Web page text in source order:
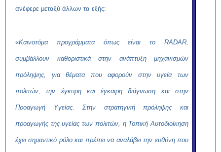
ανέφερε μεταξύ άλλων τα εξής:
«Καινοτόμα προγράμματα όπως είναι το RADAR,
συμβάλλουν καθοριστικά στην ανάπτυξη μηχανισμών
πρόληψης, για θέματα που αφορούν στην υγεία των
πολιτών, την έγκυρη και έγκαιρη διάγνωση και στην
Προαγωγή Υγείας. Στην στρατηγική πρόληψης και
προαγωγής της υγείας των πολιτών, η Τοπική Αυτοδιοίκηση
έχει σημαντικό ρόλο και πρέπει να αναλάβει την ευθύνη που